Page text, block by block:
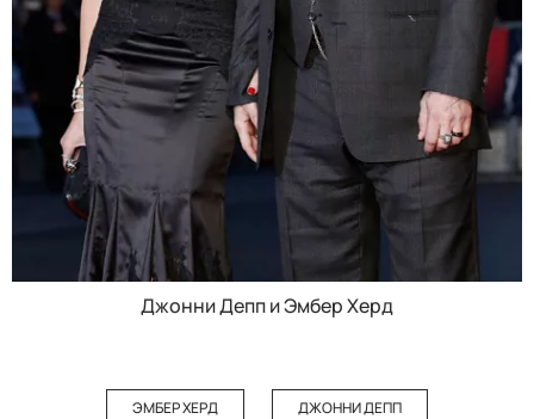
Джонни Депп и Эмбер Херд
ЭМБЕР ХЕРД ДЖОННИ ДЕПП